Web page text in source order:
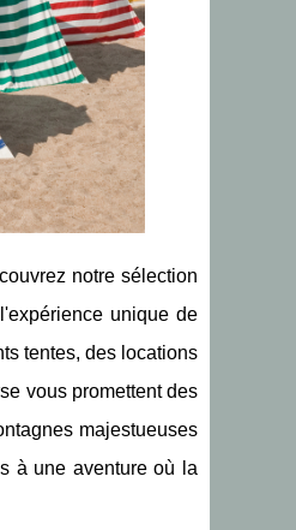
notre sélection
unique de
tentes, des locations
vous promettent des
majestueuses
à une aventure où la